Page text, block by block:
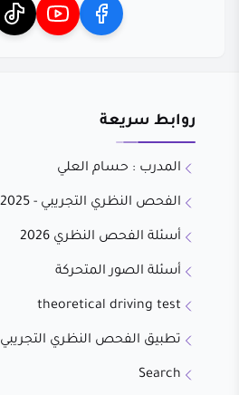
روابط سريعة
المدرب : حسام العلي
الفحص النظري التجريبي - 2025
أسئلة الفحص النظري 2026
أسئلة الصور المتحركة
theoretical driving test
تطبيق الفحص النظري التجريبي
Search